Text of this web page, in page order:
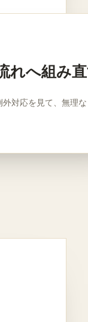
れへ組み
対応を見て、無理